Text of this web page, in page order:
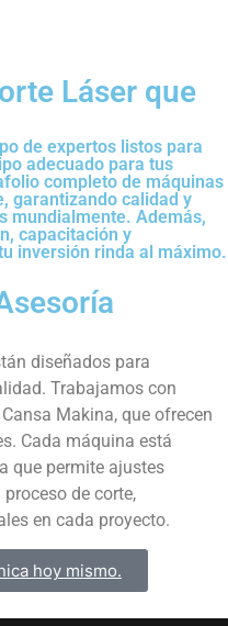
Láser que
de expertos listos para
adecuado para tus
completo de máquinas
garantizando calidad y
mundialmente. Además,
capacitación y
inversión rinda al máximo.
diseñados para
Trabajamos con
Makina, que ofrecen
Cada máquina está
que permite ajustes
de corte,
en cada proyecto.
hoy mismo.